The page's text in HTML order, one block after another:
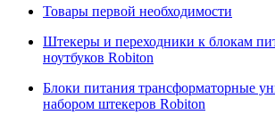
Товары первой необходимости
Штекеры и переходники к блокам
ноутбуков Robiton
Блоки питания трансформаторные
набором штекеров Robiton